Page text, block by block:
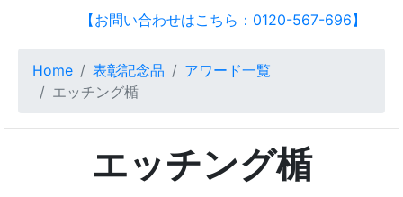
【お問い合わせはこちら：0120-567-696】
Home 表彰記念品
アワード一覧
エッチング楯
エッチング楯